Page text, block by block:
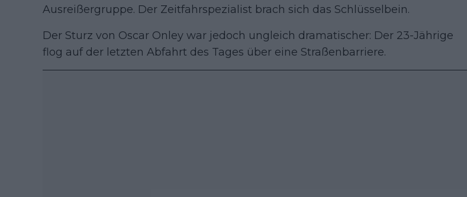
Ausreißergruppe. Der Zeitfahrspezialist brach sich das Schlüsselbein.
Der Sturz von Oscar Onley war jedoch ungleich dramatischer: Der 23-Jährige
flog auf der letzten Abfahrt des Tages über eine Straßenbarriere.